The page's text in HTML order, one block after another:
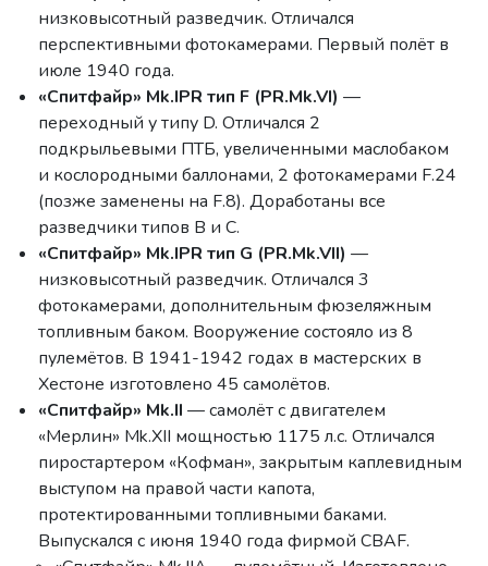
низковысотный разведчик. Отличался
перспективными фотокамерами. Первый полёт в
июле 1940 года.
«Спитфайр» Mk.IPR тип F (PR.Mk.VI) —
переходный у типу D. Отличался 2
подкрыльевыми ПТБ, увеличенными маслобаком
и кослородными баллонами, 2 фотокамерами F.24
(позже заменены на F.8). Доработаны все
разведчики типов B и C.
«Спитфайр» Mk.IPR тип G (PR.Mk.VII) —
низковысотный разведчик. Отличался 3
фотокамерами, дополнительным фюзеляжным
топливным баком. Вооружение состояло из 8
пулемётов. В 1941-1942 годах в мастерских в
Хестоне изготовлено 45 самолётов.
«Спитфайр» Mk.II — самолёт с двигателем
«Мерлин» Mk.XII мощностью 1175 л.с. Отличался
пиростартером «Кофман», закрытым каплевидным
выступом на правой части капота,
протектированными топливными баками.
Выпускался с июня 1940 года фирмой CBAF.